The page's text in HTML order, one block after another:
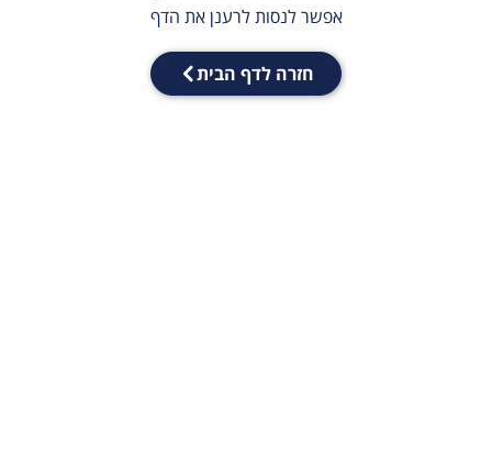
אפשר לנסות לרענן את הדף
חזרה לדף הבית